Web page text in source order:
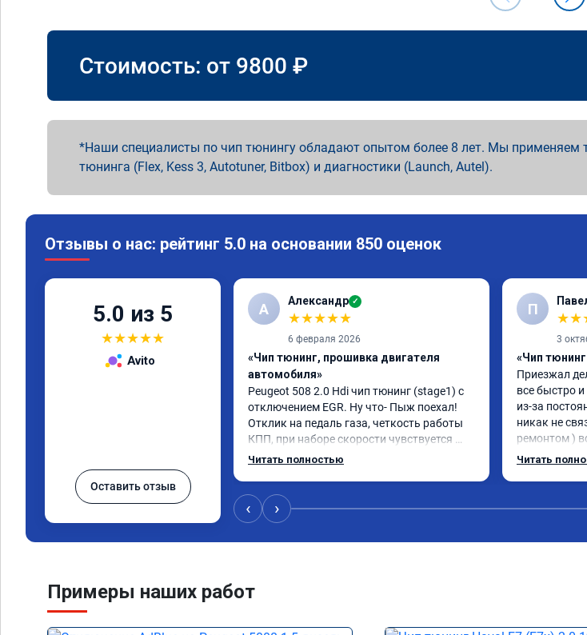
Стоимость: от 9800 ₽
Наши специалисты по чип тюнингу обладают опытом более 8 лет. Мы применяем
тюнинга (Flex, Kess 3, Autotuner, Bitbox) и диагностики (Launch, Autel).
Отзывы о нас: рейтинг 5.0 на основании 850 оценок
5.0 из 5
★★★★★
Avito
Оставить отзыв
А Александр ✓
★★★★★
6 февраля 2026
«Чип тюнинг, прошивка двигателя
автомобиля»
Peugeot 508 2.0 Hdi чип тюнинг (stage1) с
отключением EGR. Ну что- Пыж поехал!
Отклик на педаль газа, четкость работы
КПП, при наборе скорости чувствуется
солидный запас мощности. Ребята
Читать полностью
П
★★
3
«Чип
Приезжал
все быстро
из-за
никак не
ремонтом )
указания
Читать
‹ ›
Примеры наших работ